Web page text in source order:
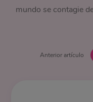
mundo se contagie
Anterior artículo